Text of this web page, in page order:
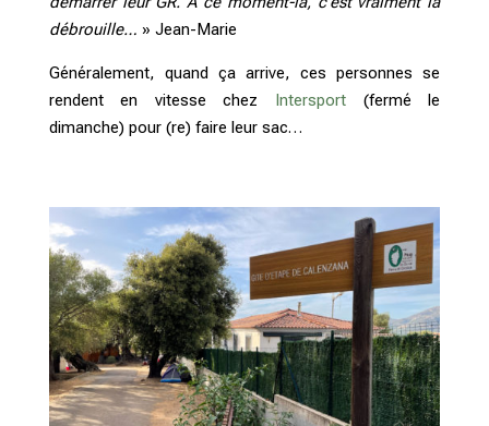
débrouille… » Jean-Marie
Généralement, quand ça arrive, ces personnes se
rendent en vitesse chez Intersport (fermé le
dimanche) pour (re) faire leur sac…